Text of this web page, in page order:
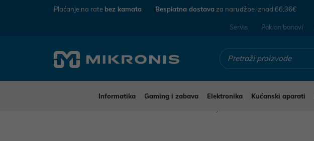
Plaćanje na rate bez kamata Besplatna dostava za narudžbe iznad 66,36€
Servis Poklon bonovi
Informatika Gaming i zabava Elektronika Kućanski aparati